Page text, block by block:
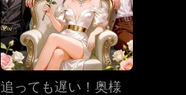
第26話 第27話
第29話 第30話
追っても遅い！奥様